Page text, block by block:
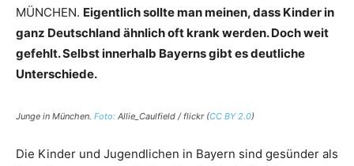
MÜNCHEN. Eigentlich sollte man meinen, dass Kinder in
ganz Deutschland ähnlich oft krank werden. Doch weit
gefehlt. Selbst innerhalb Bayerns gibt es deutliche
Unterschiede.
Junge in München. Foto: Allie_Caulfield / flickr (CC BY 2.0)
Die Kinder und Jugendlichen in Bayern sind gesünder als